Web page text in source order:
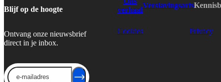
Blijf op de hoogte
Ontvang onze nieuwsbrief
direct in je inbox.
verhaal
Verslavingsarts
Cookies Privacy